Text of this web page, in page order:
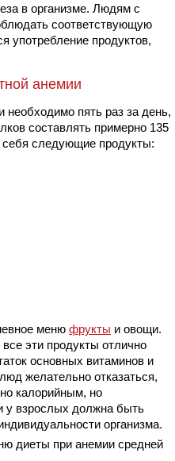
в организме. Людям с
соответствующую
употребление продуктов,
анемии
необходимо пять раз за день,
составлять примерно 135
себя следующие продукты:
меню фрукты и овощи.
эти продукты отлично
основных витаминов и
желательно отказаться,
калорийным, но
у взрослых должна быть
организма.
диеты при анемии средней